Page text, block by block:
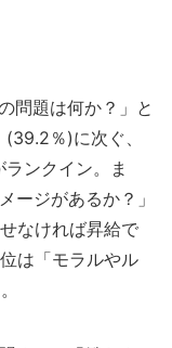
問題は何か？」と
％)に次ぐ、
ンクイン。ま
ージがあるか？」
なければ昇給で
は「モラルやル